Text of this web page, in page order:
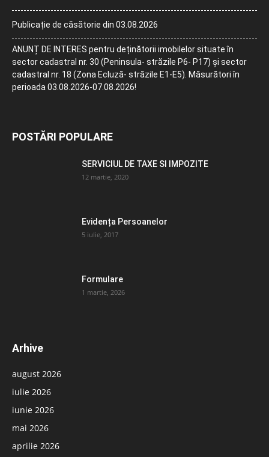
Publicație de căsătorie din 03.08.2026
ANUNȚ DE INTERES pentru deținătorii imobilelor situate în
sector cadastral nr. 30 (Peninsula- străzile P6- P17) și sector
cadastral nr. 18 (Zona Ecluză- străzile E1-E5). Măsurători în
perioada 03.08.2026-07.08.2026!
POSTĂRI POPULARE
SERVICIUL DE TAXE SI IMPOZITE
12 martie, 2020
Evidența Persoanelor
5 iulie, 2017
Formulare
1 martie, 2026
Arhive
august 2026
iulie 2026
iunie 2026
mai 2026
aprilie 2026